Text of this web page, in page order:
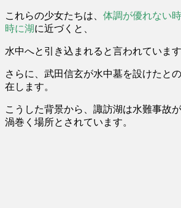
これらの少女たちは、 体調が優れない
時に湖に近づく と、
水中へと引き込まれると言われています
さらに、武田信玄が水中墓を設けたと
在します。
こうした背景から、諏訪湖は水難事故
渦巻く場所とされています。